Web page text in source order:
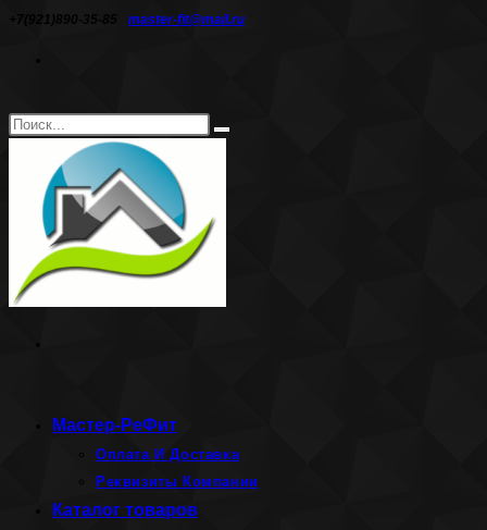
Перейти
+7(921)890-35-85 master-fit@mail.ru
Поиск
сайте
Искать
Мастер-РеФит
Оплата И Доставка
Реквизиты Компании
Каталог товаров